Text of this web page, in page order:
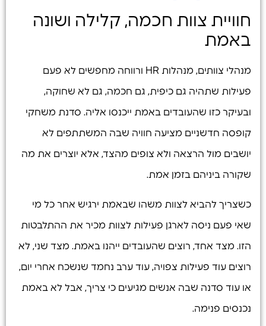
חוויית צוות חכמה, קלילה ושונה
באמת
מנהלי צוותים, מנהלות HR ורווחה מחפשים לא פעם
פעילות שתהיה גם כיפית, גם חכמה, גם לא שחוקה,
ובעיקר כזו שהעובדים באמת ייכנסו אליה. סדנת משחקי
קופסה חדשניים מציעה חוויה שבה המשתתפים לא
יושבים מול הרצאה ולא צופים מהצד, אלא יוצרים את מה
שקורה ביניהם בזמן אמת.
כשצריך להביא לצוות משהו שבאמת ירגיש אחר כל מי
שאי פעם ניסה לארגן פעילות לצוות מכיר את ההתלבטות
הזו. מצד אחד, רוצים שהעובדים ייהנו באמת. מצד שני, לא
רוצים עוד פעילות צפויה, עוד ערב נחמד שנשכח אחרי יום,
או עוד סדנה שבה אנשים מגיעים כי צריך, אבל לא באמת
נכנסים פנימה.